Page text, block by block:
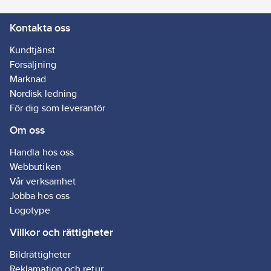
Kontakta oss
Kundtjänst
Försäljning
Marknad
Nordisk ledning
För dig som leverantör
Om oss
Handla hos oss
Webbutiken
Vår verksamhet
Jobba hos oss
Logotype
Villkor och rättigheter
Bildrättigheter